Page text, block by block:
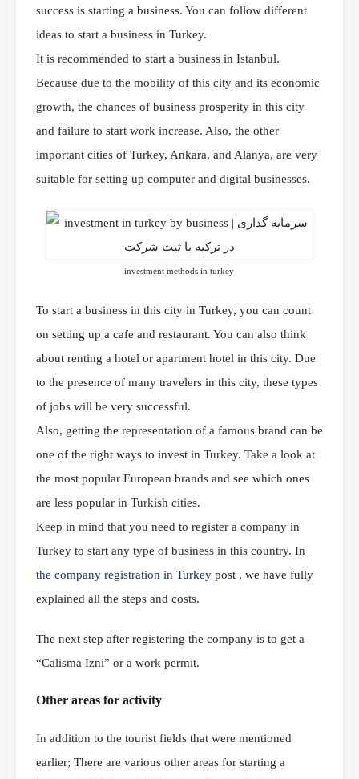
success is starting a business. You can follow different
ideas to start a business in Turkey.
It is recommended to start a business in Istanbul.
Because due to the mobility of this city and its economic
growth, the chances of business prosperity in this city
and failure to start work increase. Also, the other
important cities of Turkey, Ankara, and Alanya, are very
suitable for setting up computer and digital businesses.
investment methods in turkey
To start a business in this city in Turkey, you can count
on setting up a cafe and restaurant. You can also think
about renting a hotel or apartment hotel in this city. Due
to the presence of many travelers in this city, these types
of jobs will be very successful.
Also, getting the representation of a famous brand can be
one of the right ways to invest in Turkey. Take a look at
the most popular European brands and see which ones
are less popular in Turkish cities.
Keep in mind that you need to register a company in
Turkey to start any type of business in this country. In
the company registration in Turkey post , we have fully
explained all the steps and costs.
The next step after registering the company is to get a
“Calisma Izni” or a work permit.
Other areas for activity
In addition to the tourist fields that were mentioned
earlier; There are various other areas for starting a